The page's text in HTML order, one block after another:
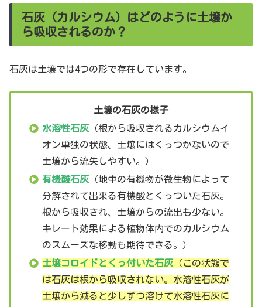
石灰（カルシウム）はどのように土壌か
ら吸収されるのか？
石灰は土壌では4つの形で存在しています。
土壌の石灰の様子
水溶性石灰 （根から吸収されるカルシウムイ
オン単独の状態、土壌にはくっつかないので
土壌から流失しやすい。）
有機酸石灰 （地中の有機物が微生物によって
分解されて出来る有機酸とくっついた石灰。
根から吸収され、土壌からの流出も少ない。
キレート効果による植物体内でのカルシウム
のスムーズな移動も期待できる。）
土壌コロイドとくっ付いた石灰 （この状態で
は石灰は根から吸収されない。水溶性石灰が
土壌から減ると少しずつ溶けて水溶性石灰に